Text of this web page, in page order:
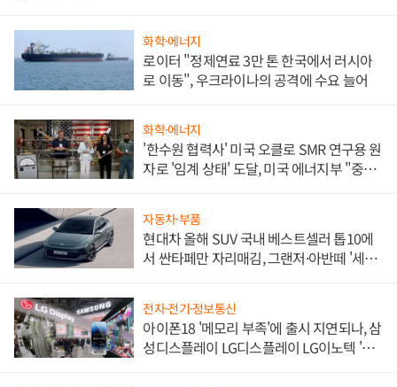
화학·에너지
로이터 "정제연료 3만 톤 한국에서 러시아
로 이동", 우크라이나의 공격에 수요 늘어
화학·에너지
'한수원 협력사' 미국 오클로 SMR 연구용 원
자로 '임계 상태' 도달, 미국 에너지부 "중요
자동차·부품
현대차 올해 SUV 국내 베스트셀러 톱10에
서 싼타페만 자리매김, 그랜저·아반떼 '세단
전자·전기·정보통신
아이폰18 '메모리 부족'에 출시 지연되나, 삼
성디스플레이 LG디스플레이 LG이노텍 '탈